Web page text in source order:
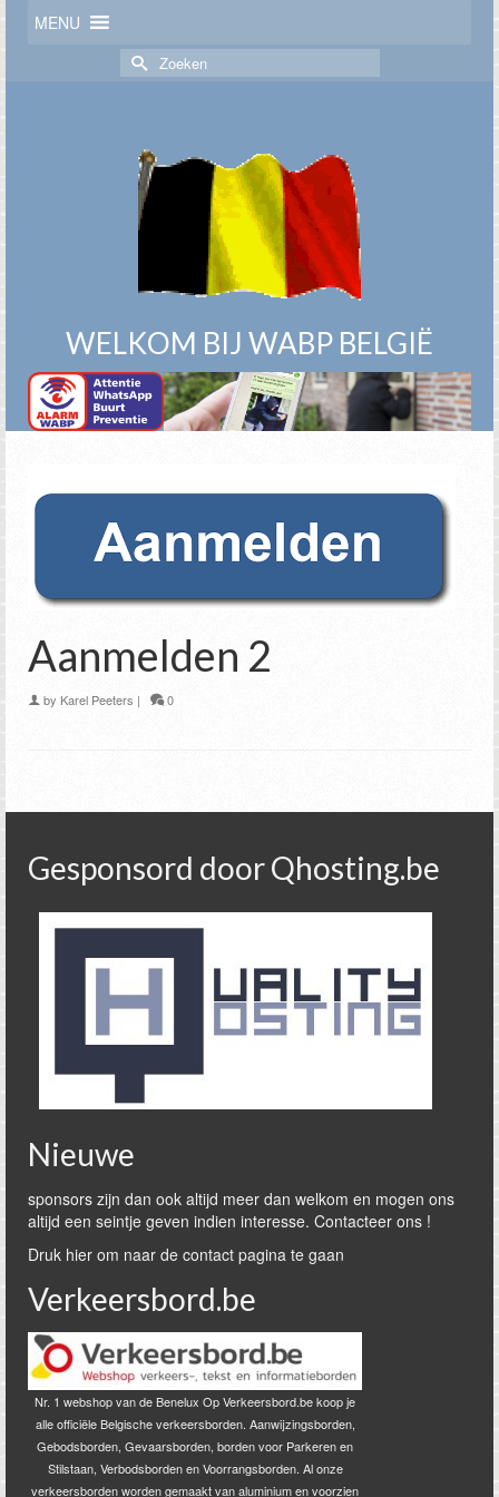
MENU
Zoek
naar:
WELKOM BIJ WABP BELGIË
Aanmelden 2
by Karel Peeters | 0
Gesponsord door Qhosting.be
Nieuwe
sponsors zijn dan ook altijd meer dan welkom en mogen ons
altijd een seintje geven indien interesse. Contacteer ons !
Druk hier om naar de contact pagina te gaan
Verkeersbord.be
Nr. 1 webshop van de Benelux Op Verkeersbord.be koop je
alle officiële Belgische verkeersborden. Aanwijzingsborden,
Gebodsborden, Gevaarsborden, borden voor Parkeren en
Stilstaan, Verbodsborden en Voorrangsborden. Al onze
verkeersborden worden gemaakt van aluminium en voorzien